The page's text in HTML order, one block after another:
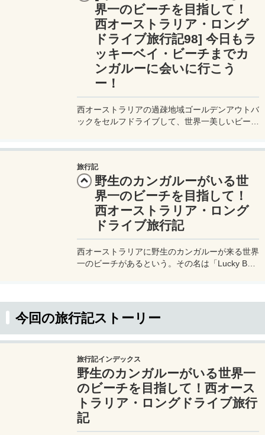
界一のビーチを目指して！
西オーストラリア・ロング
ドライブ旅行記98] 今日もラ
ッキーベイ・ビーチまでカ
ンガルーに会いに行こう
ー！
西オーストラリアの過疎地域ゴールデンアウトバ
ックをセルフドライブして、世界一美しいビーチ
旅行記
野生のカンガルーがいる世
界一のビーチを目指して！
西オーストラリア・ロング
ドライブ旅行記
西オーストラリアに野生のカンガルーが来る世界
一のビーチがあるという。その名は「Lucky Bay
カーを使ってセルフドライブで向かうというのだ
から、これはもう旅行でなくて冒険だ。
今回の旅行記ストーリー
旅行記インデックス
野生のカンガルーがいる世界一
のビーチを目指して！西オース
トラリア・ロングドライブ旅行
記